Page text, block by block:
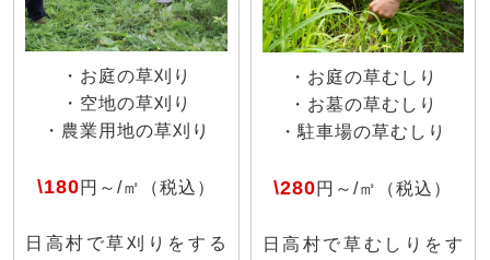
・お庭の草刈り
・空地の草刈り
・農業用地の草刈り
\180円～/㎡（税込）
日高村で草刈りをする
・お庭の草むしり
・お墓の草むしり
・駐車場の草むしり
\280円～/㎡（税込）
日高村で草むしりをす